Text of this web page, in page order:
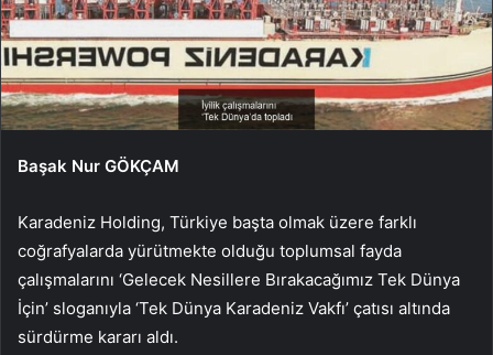
Başak Nur GÖKÇAM
Karadeniz Holding, Türkiye başta olmak üzere farklı
coğrafyalarda yürütmekte olduğu toplumsal fayda
çalışmalarını ‘Gelecek Nesillere Bırakacağımız Tek Dünya
İçin’ sloganıyla ‘Tek Dünya Karadeniz Vakfı’ çatısı altında
sürdürme kararı aldı.